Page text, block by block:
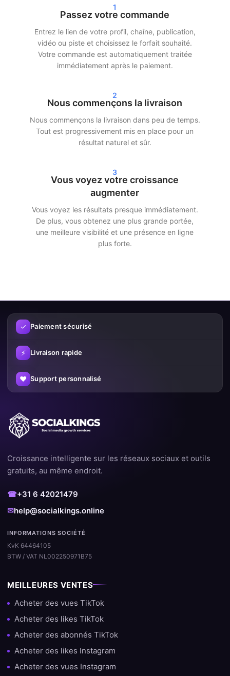
De plus, nous travaillons avec une livraison progressive. Cela
signifie que vos abonnés, likes ou vues n’arrivent pas en une
seule fois, mais sont répartis dans le temps. Cela permet une
croissance réaliste et minimise les risques.
Livraison rapide et résultats réels
dans les 24 heures. Selon le forfait choisi, vous verrez des
résultats clairs dans vos statistiques sous 24 à 72 heures. Que
vous choisissiez d’acheter des abonnés Instagram, des vues
TikTok ou des streams Spotify — nous assurons une livraison
une croissance réelle, un service transparent et
Plus de portée et de crédibilité sur les
réseaux sociaux
En utilisant intelligemment nos services, vous pouvez :
Renforcer la confiance
Croître plus rapidement sur les réseaux sociaux
Pourquoi les clients choisissent
Nous nous distinguons des autres fournisseurs par notre focus
sur la qualité et la satisfaction client. Avec des milliers de
commandes réussies et un grand pourcentage de clients
✔️ Aucun mot de passe requis
✔️ Assistance en cas de questions
✔️ Compatible avec toutes les grandes plateformes
Expérience et expertise dans la
croissance sur les réseaux sociaux
Chez SocialKings, nous travaillons depuis des années sur la
1
Passez votre commande
Entrez le lien de votre profil, chaîne, publication,
vidéo ou piste et choisissez le forfait souhaité.
Votre commande est automatiquement traitée
immédiatement après le paiement.
2
Nous commençons la livraison
Nous commençons la livraison dans peu de temps.
Tout est progressivement mis en place pour un
résultat naturel et sûr.
3
Vous voyez votre croissance
augmenter
Vous voyez les résultats presque immédiatement.
De plus, vous obtenez une plus grande portée,
une meilleure visibilité et une présence en ligne
plus forte.
✓ Paiement sécurisé
⚡ Livraison rapide
♥ Support personnalisé
Croissance intelligente sur les réseaux sociaux et outils
gratuits, au même endroit.
☎+31 6 42021479
✉help@socialkings.online
INFORMATIONS SOCIÉTÉ
KvK 64464105
BTW / VAT NL002250971B75
MEILLEURES VENTES
Acheter des vues TikTok
Acheter des likes TikTok
Acheter des abonnés TikTok
Acheter des likes Instagram
Acheter des vues Instagram